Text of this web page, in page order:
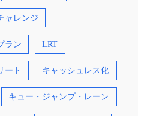
ャレンジ
ラン LRT
ート キャッシュレス化
キュー・ジャンプ・レーン